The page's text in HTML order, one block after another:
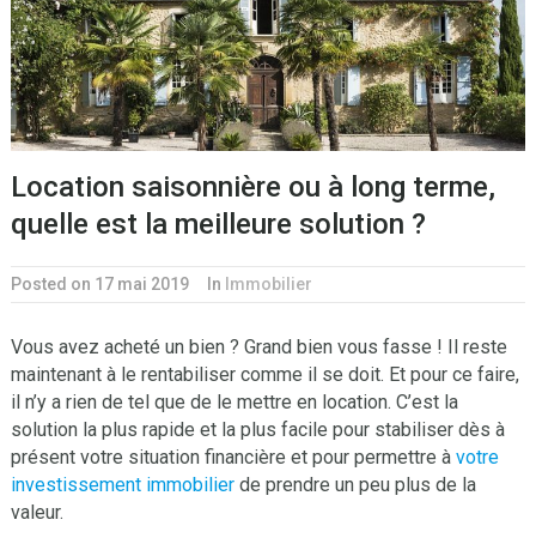
Location saisonnière ou à long terme,
quelle est la meilleure solution ?
Posted on 17 mai 2019 In Immobilier
Vous avez acheté un bien ? Grand bien vous fasse ! Il reste
maintenant à le rentabiliser comme il se doit. Et pour ce faire,
il n’y a rien de tel que de le mettre en location. C’est la
solution la plus rapide et la plus facile pour stabiliser dès à
présent votre situation financière et pour permettre à votre
investissement immobilierde prendre un peu plus de la
valeur.